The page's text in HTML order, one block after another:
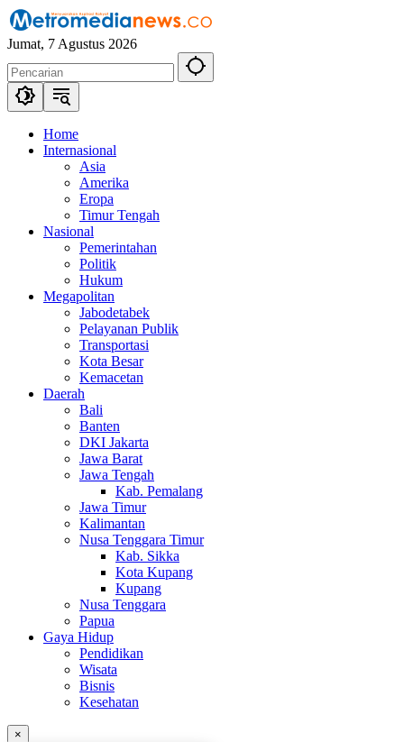
Langsung
ke
konten
Jumat, 7 Agustus 2026
Home
Internasional
Asia
Amerika
Eropa
Timur Tengah
Nasional
Pemerintahan
Politik
Hukum
Megapolitan
Jabodetabek
Pelayanan Publik
Transportasi
Kota Besar
Kemacetan
Daerah
Bali
Banten
DKI Jakarta
Jawa Barat
Jawa Tengah
Kab. Pemalang
Jawa Timur
Kalimantan
Nusa Tenggara Timur
Kab. Sikka
Kota Kupang
Kupang
Nusa Tenggara
Papua
Gaya Hidup
Pendidikan
Wisata
Bisnis
Kesehatan
×